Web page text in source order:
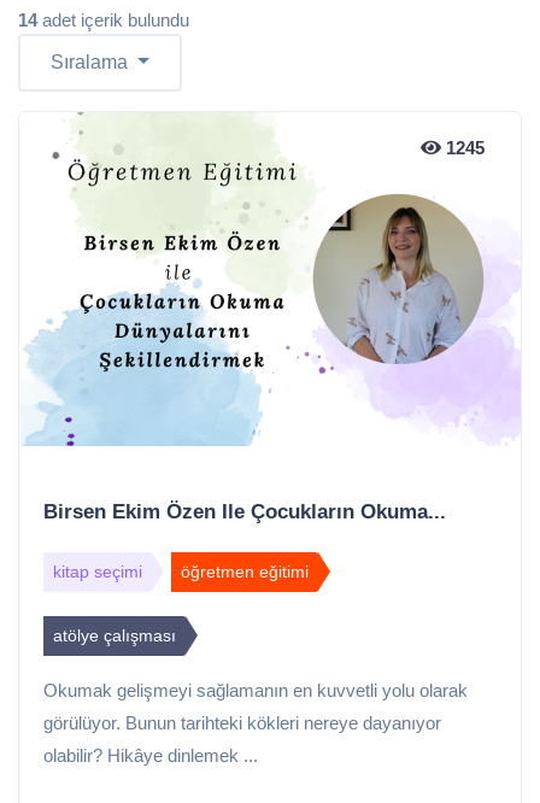
14adet içerik bulundu
Sıralama
1245
Birsen Ekim Özen Ile Çocukların Okuma...
kitap seçimi öğretmen eğitimi
atölye çalışması
Okumak gelişmeyi sağlamanın en kuvvetli yolu olarak
görülüyor. Bunun tarihteki kökleri nereye dayanıyor
olabilir? Hikâye dinlemek ...